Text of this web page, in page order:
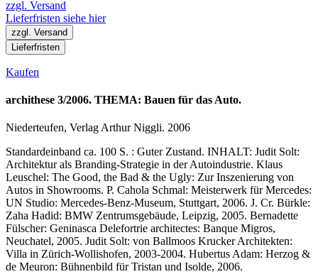
zzgl. Versand
Lieferfristen siehe hier
zzgl. Versand
Lieferfristen
Kaufen
archithese 3/2006. THEMA: Bauen für das Auto.
Niederteufen, Verlag Arthur Niggli. 2006
Standardeinband ca. 100 S. : Guter Zustand. INHALT: Judit Solt:
Architektur als Branding-Strategie in der Autoindustrie. Klaus
Leuschel: The Good, the Bad & the Ugly: Zur Inszenierung von
Autos in Showrooms. P. Cahola Schmal: Meisterwerk für Mercedes:
UN Studio: Mercedes-Benz-Museum, Stuttgart, 2006. J. Cr. Bürkle:
Zaha Hadid: BMW Zentrumsgebäude, Leipzig, 2005. Bernadette
Fülscher: Geninasca Delefortrie architectes: Banque Migros,
Neuchatel, 2005. Judit Solt: von Ballmoos Krucker Architekten:
Villa in Zürich-Wollishofen, 2003-2004. Hubertus Adam: Herzog &
de Meuron: Bühnenbild für Tristan und Isolde, 2006.